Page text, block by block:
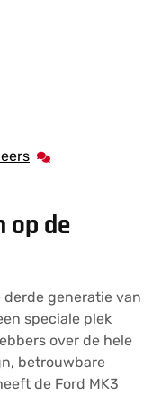
fordbresseleers
op de
derde generatie van
speciale plek
over de hele
betrouwbare
de Ford MK3